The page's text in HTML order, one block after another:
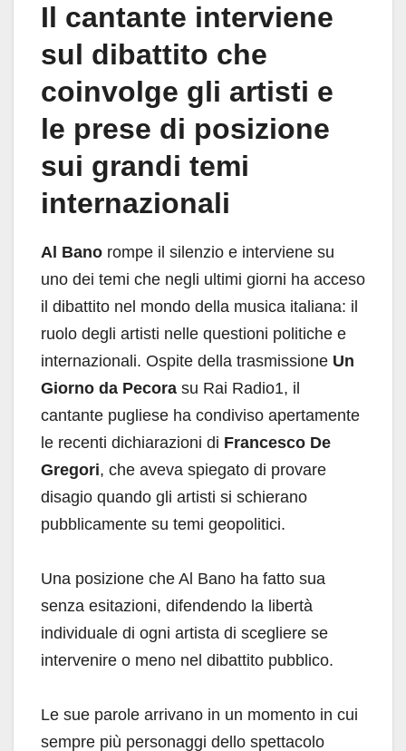
Il cantante interviene
sul dibattito che
coinvolge gli artisti e
le prese di posizione
sui grandi temi
internazionali
Al Bano rompe il silenzio e interviene su
uno dei temi che negli ultimi giorni ha acceso
il dibattito nel mondo della musica italiana: il
ruolo degli artisti nelle questioni politiche e
internazionali. Ospite della trasmissione Un
Giorno da Pecora su Rai Radio1, il
cantante pugliese ha condiviso apertamente
le recenti dichiarazioni di Francesco De
Gregori, che aveva spiegato di provare
disagio quando gli artisti si schierano
pubblicamente su temi geopolitici.
Una posizione che Al Bano ha fatto sua
senza esitazioni, difendendo la libertà
individuale di ogni artista di scegliere se
intervenire o meno nel dibattito pubblico.
Le sue parole arrivano in un momento in cui
sempre più personaggi dello spettacolo